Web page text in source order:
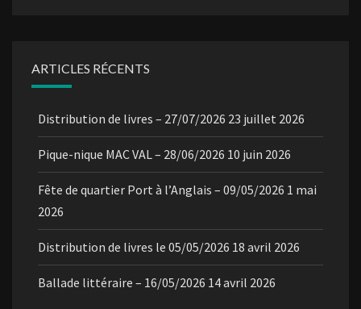
ARTICLES RÉCENTS
Distribution de livres – 27/07/2026 23 juillet 2026
Pique-nique MAC VAL – 28/06/2026 10 juin 2026
Fête de quartier Port à l’Anglais – 09/05/2026 1 mai
2026
Distribution de livres le 05/05/2026 18 avril 2026
Ballade littéraire – 16/05/2026 14 avril 2026